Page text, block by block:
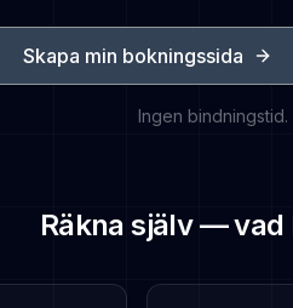
Skapa min bokningssida
Ingen bindningstid.
Räkna själv — vad